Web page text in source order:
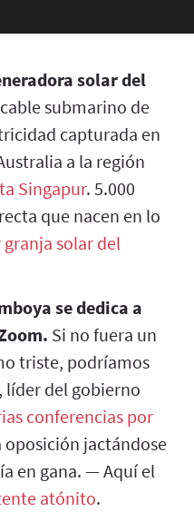
solar del
submarino de
capturada en
a la región
Singapur. 5.000
que nacen en lo
solar del
se dedica a
Si no fuera un
triste, podríamos
líder del gobierno
conferencias por
oposición jactándose
en gana. — Aquí el
atónito.